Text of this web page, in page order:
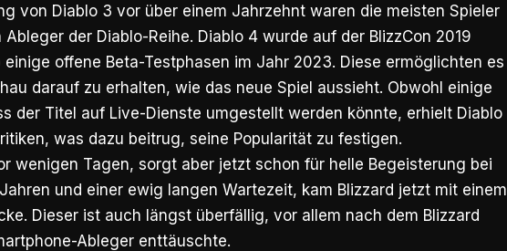
von Diablo 3 vor über einem Jahrzehnt waren die meisten Spieler
der Diablo-Reihe. Diablo 4 wurde auf der BlizzCon 2019
offene Beta-Testphasen im Jahr 2023. Diese ermöglichten es
darauf zu erhalten, wie das neue Spiel aussieht. Obwohl einige
der Titel auf Live-Dienste umgestellt werden könnte, erhielt Diablo
was dazu beitrug, seine Popularität zu festigen.
wenigen Tagen, sorgt aber jetzt schon für helle Begeisterung bei
und einer ewig langen Wartezeit, kam Blizzard jetzt mit einem
Dieser ist auch längst überfällig, vor allem nach dem Blizzard
Ableger enttäuschte.